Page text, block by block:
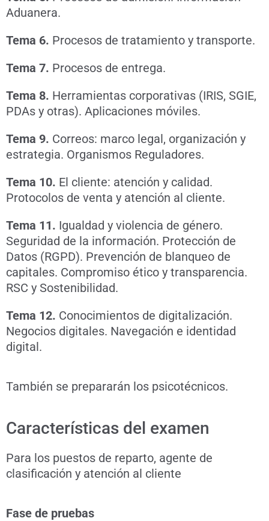
Aduanera.
Tema 6. Procesos de tratamiento y transporte.
Tema 7. Procesos de entrega.
Tema 8. Herramientas corporativas (IRIS, SGIE,
PDAs y otras). Aplicaciones móviles.
Tema 9. Correos: marco legal, organización y
estrategia. Organismos Reguladores.
Tema 10. El cliente: atención y calidad.
Protocolos de venta y atención al cliente.
Tema 11. Igualdad y violencia de género.
Seguridad de la información. Protección de
Datos (RGPD). Prevención de blanqueo de
capitales. Compromiso ético y transparencia.
RSC y Sostenibilidad.
Tema 12. Conocimientos de digitalización.
Negocios digitales. Navegación e identidad
digital.
También se prepararán los psicotécnicos.
Características del examen
Para los puestos de reparto, agente de
clasificación y atención al cliente
Fase de pruebas